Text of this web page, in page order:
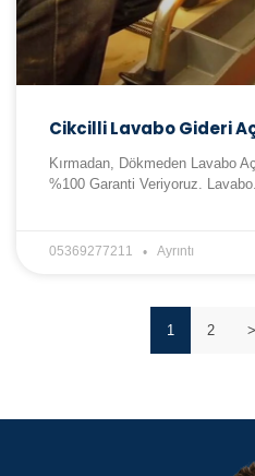
Cikcilli Lavabo Gideri
Kırmadan, Dökmeden Lavabo
%100 Garanti Veriyoruz.
05369277211 Ayrıntı
1 2